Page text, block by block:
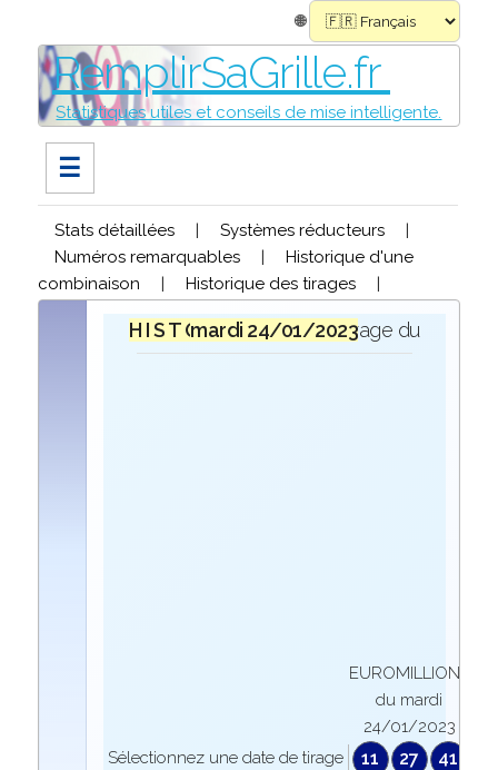
🌐
RemplirSaGrille.fr
Statistiques utiles et conseils de mise intelligente.
☰
Stats détaillées | Systèmes réducteurs
|
Numéros remarquables
|
Historique d'une
combinaison
| Historique des tirages |
H I S T O R I Q U Elors du tirage du
mardi 24/01/2023
Sélectionnez une date de tirage
EUROMILLIONS
du mardi
24/01/2023
11 27
41